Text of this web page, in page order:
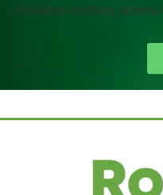
myšlena rostlina,